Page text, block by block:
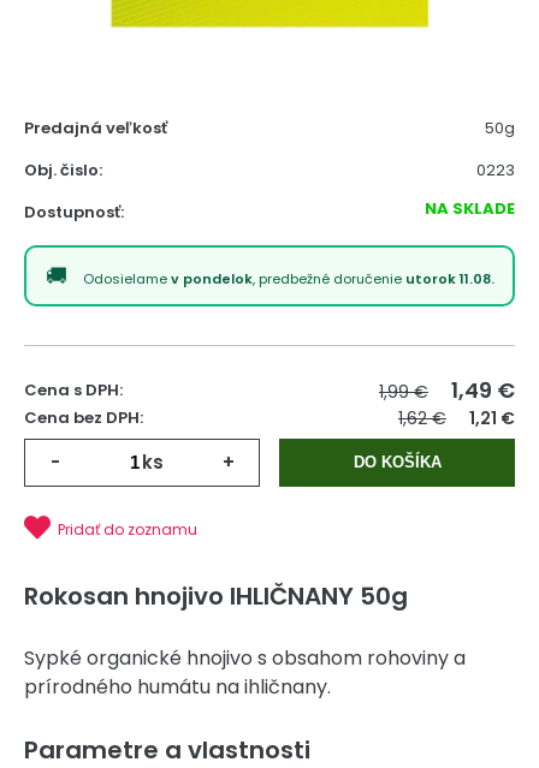
Predajná veľkosť
50g
Obj. čislo:
0223
Dostupnosť:
NA SKLADE
Odosielamev pondelok, predbežné doručenie utorok 11.08.
Cena s DPH: 1,99 € 1,49 €
Cena bez DPH: 1,62 € 1,21 €
- ks + DO KOŠÍKA
Pridať do zoznamu
Rokosan hnojivo IHLIČNANY 50g
Sypké organické hnojivo s obsahom rohoviny a
prírodného humátu na ihličnany.
Parametre a vlastnosti